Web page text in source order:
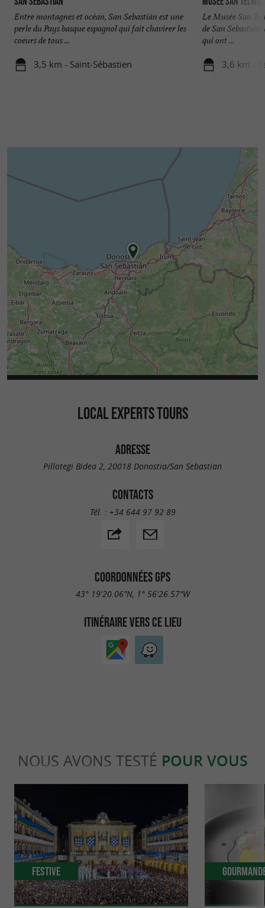
Entre montagnes et océan, San Sebastián est une
perle du Pays basque espagnol qui fait chavirer les
coeurs de tous ...
3,5 km - Saint-Sébastien
Le Musée San
de San
qui ont ...
3,6 km -
LOCAL EXPERTS TOURS
ADRESSE
Pillotegi Bidea 2, 20018 Donostia/San Sebastian
CONTACTS
Tél. : +34 644 97 92 89
COORDONNÉES GPS
43° 19'20.06"N, 1° 56'26.57"W
ITINÉRAIRE VERS CE LIEU
NOUS AVONS TESTÉ POUR VOUS
Festive